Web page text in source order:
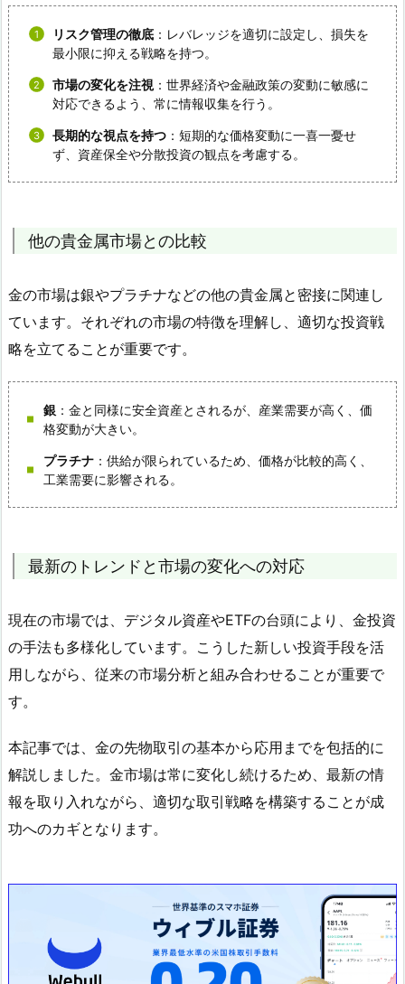
リスク管理の徹底 ：レバレッジを適切に設定し、損失を
最小限に抑える戦略を持つ。
市場の変化を注視 ：世界経済や金融政策の変動に敏感に
対応できるよう、常に情報収集を行う。
長期的な視点を持つ ：短期的な価格変動に一喜一憂せ
ず、資産保全や分散投資の観点を考慮する。
他の貴金属市場との比較
金の市場は銀やプラチナなどの他の貴金属と密接に関連し
ています。それぞれの市場の特徴を理解し、適切な投資戦
略を立てることが重要です。
銀 ：金と同様に安全資産とされるが、産業需要が高く、価
格変動が大きい。
プラチナ：供給が限られているため、価格が比較的高く、
工業需要に影響される。
最新のトレンドと市場の変化への対応
現在の市場では、デジタル資産やETFの台頭により、金投資
の手法も多様化しています。こうした新しい投資手段を活
用しながら、従来の市場分析と組み合わせることが重要で
す。
本記事では、金の先物取引の基本から応用までを包括的に
解説しました。金市場は常に変化し続けるため、最新の情
報を取り入れながら、適切な取引戦略を構築することが成
功へのカギとなります。